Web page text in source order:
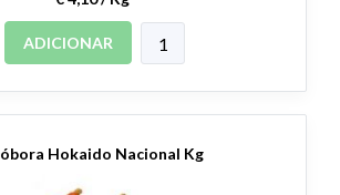
ADICIONAR
Hokaido Nacional Kg